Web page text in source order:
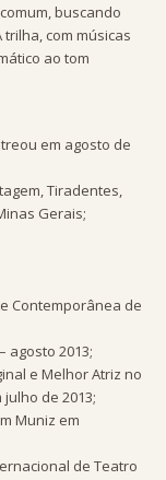
buscando
com músicas
ao tom
em agosto de
Tiradentes,
Gerais;
Contemporânea de
agosto 2013;
e Melhor Atriz no
de 2013;
Muniz em
de Teatro